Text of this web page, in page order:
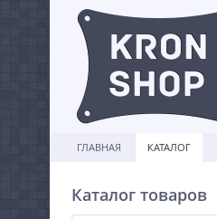
ГЛАВНАЯ КАТАЛОГ
Каталог товаров